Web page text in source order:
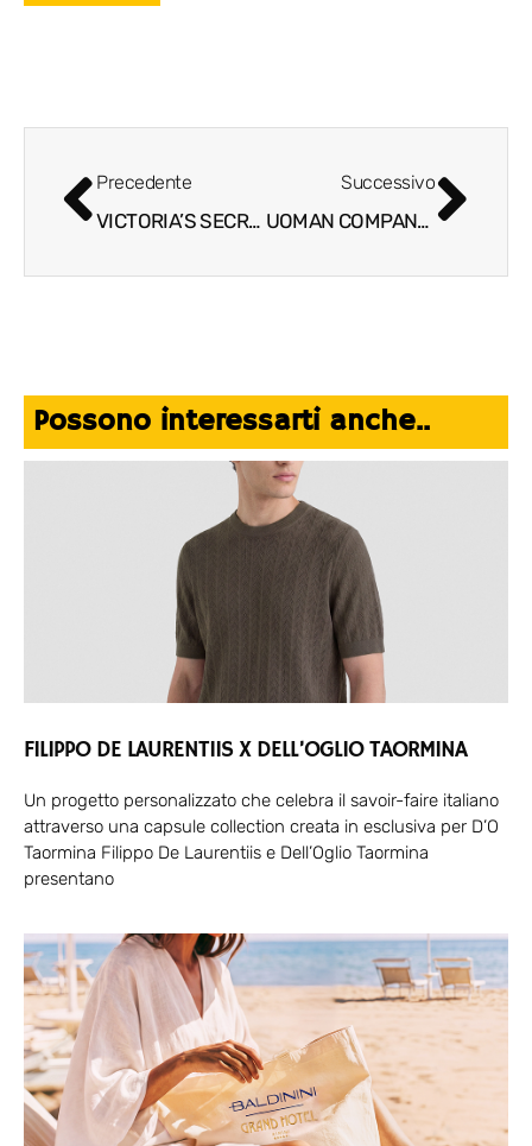
Precedente
VICTORIA’S SECRET HA APERTO A MILANO
Successivo
UOMAN COMPANY E LA RIVOLUZIONE DEL CONCETTO DI TAGLIA
Possono interessarti anche..
FILIPPO DE LAURENTIIS X DELL’OGLIO TAORMINA
Un progetto personalizzato che celebra il savoir-faire italiano
attraverso una capsule collection creata in esclusiva per D’O
Taormina Filippo De Laurentiis e Dell’Oglio Taormina
presentano